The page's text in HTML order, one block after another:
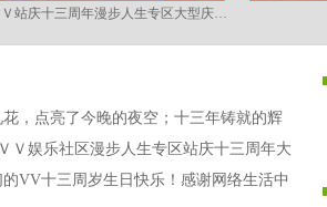
【片首】 ＶＶ站庆十三周年漫步人生专区大型庆典晚会
，点亮了今晚的夜空；十三年铸就的辉
Ｖ娱乐社区漫步人生专区站庆十三周年大
VV十三周岁生日快乐！感谢网络生活中